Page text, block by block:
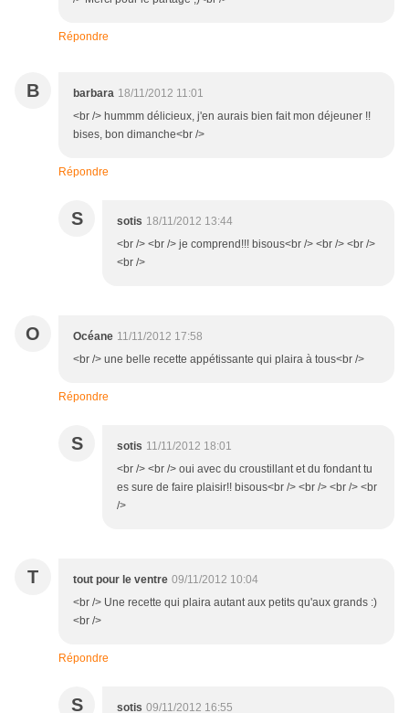
Répondre
B barbara 18/11/2012 11:01
<br /> hummm délicieux, j'en aurais bien fait mon déjeuner !!
bises, bon dimanche<br />
Répondre
S sotis 18/11/2012 13:44
<br /> <br /> je comprend!!! bisous<br /> <br /> <br />
<br />
O Océane 11/11/2012 17:58
<br /> une belle recette appétissante qui plaira à tous<br />
Répondre
S sotis 11/11/2012 18:01
<br /> <br /> oui avec du croustillant et du fondant tu
es sure de faire plaisir!! bisous<br /> <br /> <br /> <br
/>
T tout pour le ventre 09/11/2012 10:04
<br /> Une recette qui plaira autant aux petits qu'aux grands :)
<br />
Répondre
S sotis 09/11/2012 16:55